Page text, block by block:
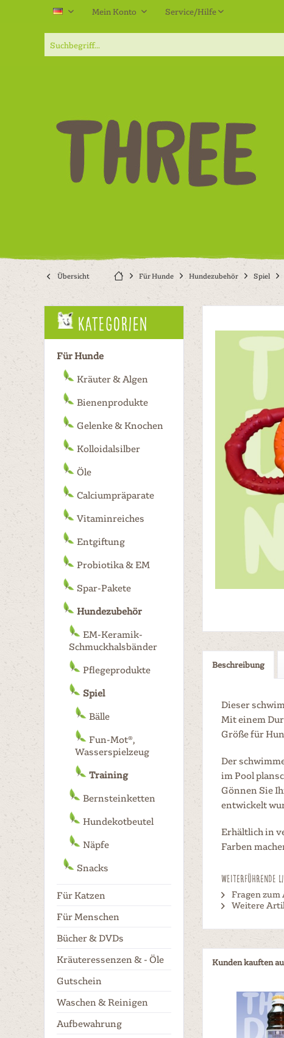
Mein Konto Service/Hilfe
Übersicht Für Hunde Hundezubehör Spiel
Kategorien
Für Hunde
Kräuter & Algen
Bienenprodukte
Gelenke & Knochen
Kolloidalsilber
Öle
Calciumpräparate
Vitaminreiches
Entgiftung
Probiotika & EM
Spar-Pakete
Hundezubehör
EM-Keramik-
Schmuckhalsbänder
Pflegeprodukte
Spiel
Bälle
Fun-Mot®,
Wasserspielzeug
Training
Bernsteinketten
Hundekotbeutel
Näpfe
Snacks
Für Katzen
Für Menschen
Bücher & DVDs
Kräuteressenzen & - Öle
Gutschein
Waschen & Reinigen
Aufbewahrung
Beschreibung
Dieser
Mit einem
Größe für
Der
im Pool
Gönnen Sie
entwickelt
Erhältlich in
Farben
Weiterführende
Fragen
Weitere
Kunden kauften